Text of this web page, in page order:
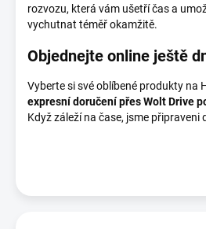
rozvozu, která vám ušetří čas a
vychutnat téměř okamžitě.
Objednejte online ještě
Vyberte si své oblíbené produkty na
expresní doručení přes Wolt Drive
Když záleží na čase, jsme připraveni